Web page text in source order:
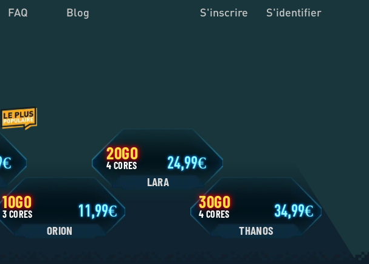
FAQ Blog S'identifier
S'inscrire
8,99
10GO
3 CORES 11,99
20GO
4 CORES 24,99
LARA
30GO
4 CORES 34,99